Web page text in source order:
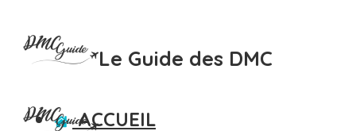
Le Guide des DMC
ACCUEIL